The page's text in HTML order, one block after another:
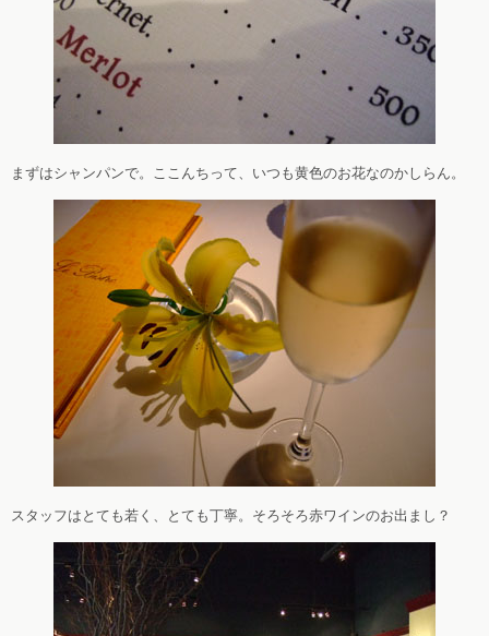
まずはシャンパンで。ここんちって、いつも黄色のお花なのかしらん。
スタッフはとても若く、とても丁寧。そろそろ赤ワインのお出まし？